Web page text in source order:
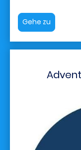
Gehe zu